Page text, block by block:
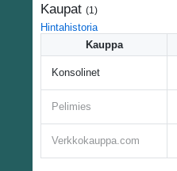
Kaupat (1 )
Hintahistoria
Kauppa
Konsolinet
Pelimies
Verkkokauppa.com